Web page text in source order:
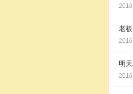
老
明